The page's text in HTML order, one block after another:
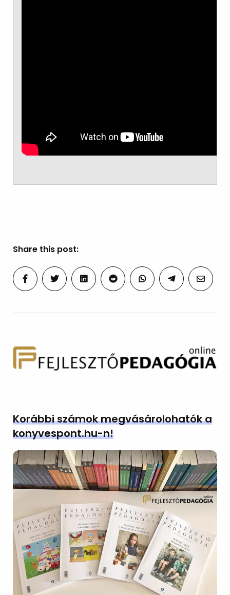
Share this post:
Korábbi számok megvásárolohatók a
konyvespont.hu-n!